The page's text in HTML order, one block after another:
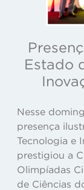
Estado
Nesse
presença
Tecnologia e
prestigiou a
Olimpíadas
de Ciências